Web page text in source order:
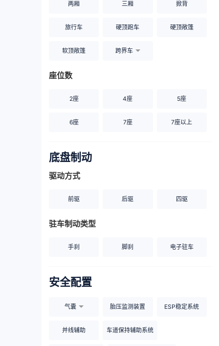
两厢 三厢 掀背
旅行车 硬顶跑车 硬顶敞篷
软顶敞篷 跨界车
座位数
2座 4座 5座
6座 7座 7座以上
底盘制动
驱动方式
前驱 后驱 四驱
驻车制动类型
手刹 脚刹 电子驻车
安全配置
气囊 胎压监测装置 ESP稳定系统
并线辅助 车道保持辅助系统